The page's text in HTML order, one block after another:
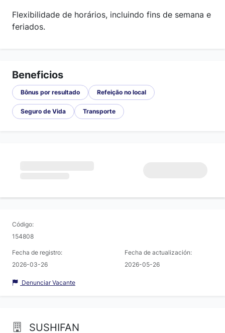
Flexibilidade de horários, incluindo fins de semana e
feriados.
Beneficios
Bônus por resultado Refeição no local
Seguro de Vida Transporte
Código:
154808
Fecha de registro:
2026-03-26
Fecha de actualización:
2026-05-26
Denunciar Vacante
SUSHIFAN